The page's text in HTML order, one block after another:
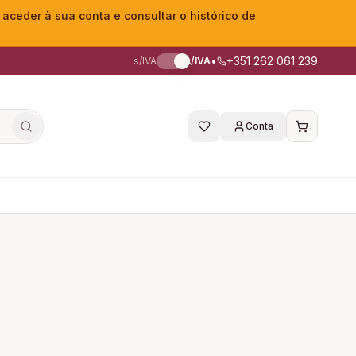
à sua conta e consultar o histórico de
s/IVA c/IVA• +351 262 061 239
Conta